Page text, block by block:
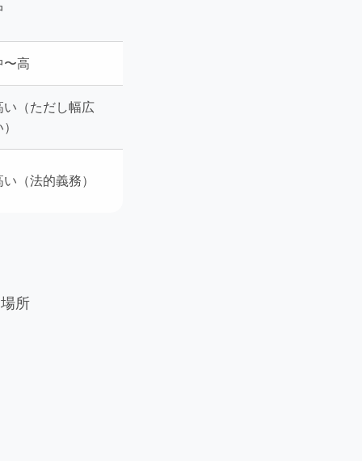
〜高
い（ただし幅広
い（法的義務）
所